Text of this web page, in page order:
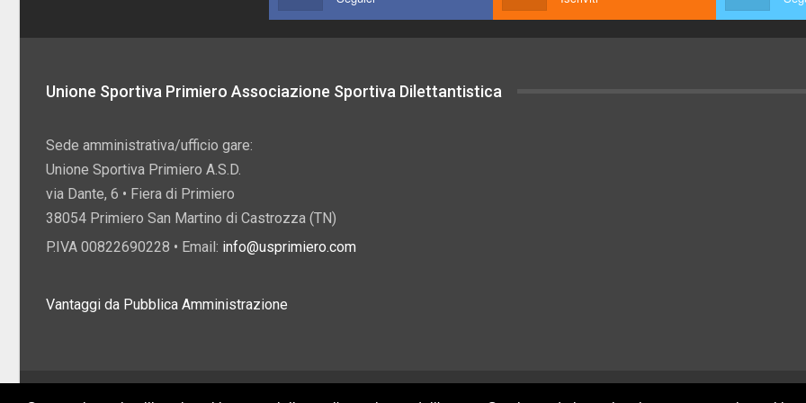
Unione Sportiva Primiero Associazione Sportiva Dilettantistica
Sede amministrativa/ufficio gare:
Unione Sportiva Primiero A.S.D.
via Dante, 6 • Fiera di Primiero
38054 Primiero San Martino di Castrozza (TN)
P.IVA 00822690228 • Email: info@usprimiero.com
Vantaggi da Pubblica Amministrazione